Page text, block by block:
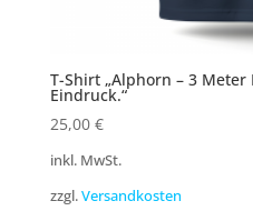
T-Shirt „Alphorn – 3 Meter
Eindruck.“
25,00 €
inkl. MwSt.
zzgl.Versandkosten